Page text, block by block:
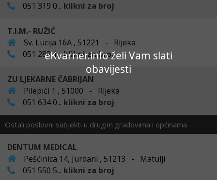
eKvarner.info želi Vam slati
obavijesti
051 319 0... klikni za broj
T.I.M.- RUŽIĆ
Sv. Lucija 16A , 51221 - Rijeka
051 288 1...klikni za broj
ZU LJEKARNE ČABRIJAN
Pilepići 1 , 51000 - Rijeka
051 634 0... klikni za broj
Ostali poslovni subjekti u drugim gradovima i općinama
DENTUM MEDICAL
Pešćinica 14, Jurdani , 51213 - Matulji
051 550 5... klikni za broj